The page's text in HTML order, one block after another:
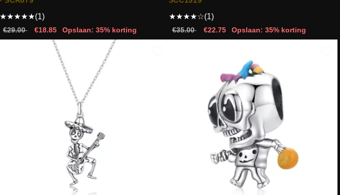
★★★★★(1)
€29.00 €18.85 Opslaan: 35% korting
★★★★☆(1)
€35.00 €22.75 Opslaan: 35% korting